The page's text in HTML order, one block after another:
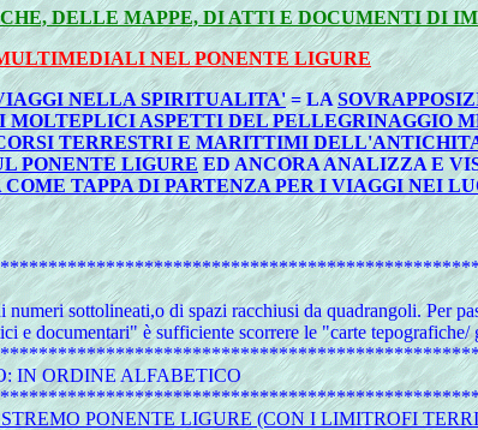
DELLE MAPPE, DI ATTI E DOCUMENTI DI
NEL PONENTE LIGURE
NELLA SPIRITUALITA'= LA
ASPETTI DEL PELLEGRINAGGIO
TERRESTRI E MARITTIMI
PONENTE LIGUREED ANCORA ANALIZZA E
TAPPA DI PARTENZA PER I VIAGGI NEI
sottolineati,o di spazi racchiusi da quadrangoli. Per
e documentari" è sufficiente scorrere le "carte
IN ORDINE ALFABETICO
PONENTE LIGURE (CON I LIMITROFI